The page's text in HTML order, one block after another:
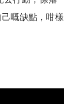
嘅缺點，咁樣